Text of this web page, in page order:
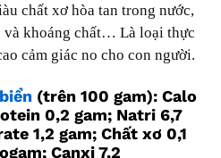
chất xơ hòa tan trong nước,
và khoáng chất… Là loại thực
cảm giác no cho con người.
(trên 100 gam): Calo
0,2 gam; Natri 6,7
1,2 gam; Chất xơ 0,1
Canxi 7,2